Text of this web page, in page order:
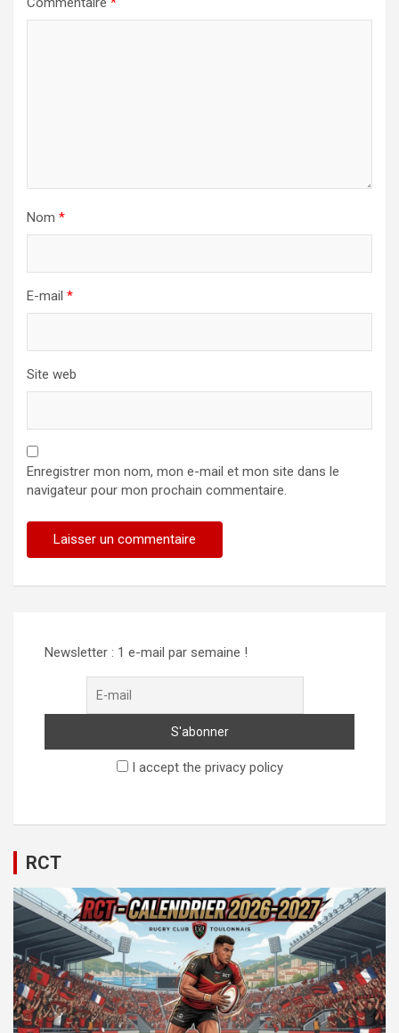
Nom *
E-mail *
Site web
Enregistrer mon nom, mon e-mail et mon site dans le
navigateur pour mon prochain commentaire.
Newsletter : 1 e-mail par semaine !
I accept the privacy policy
RCT